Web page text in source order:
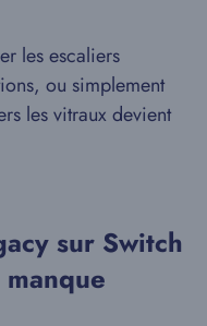
les escaliers
ou simplement
les vitraux devient
sur Switch